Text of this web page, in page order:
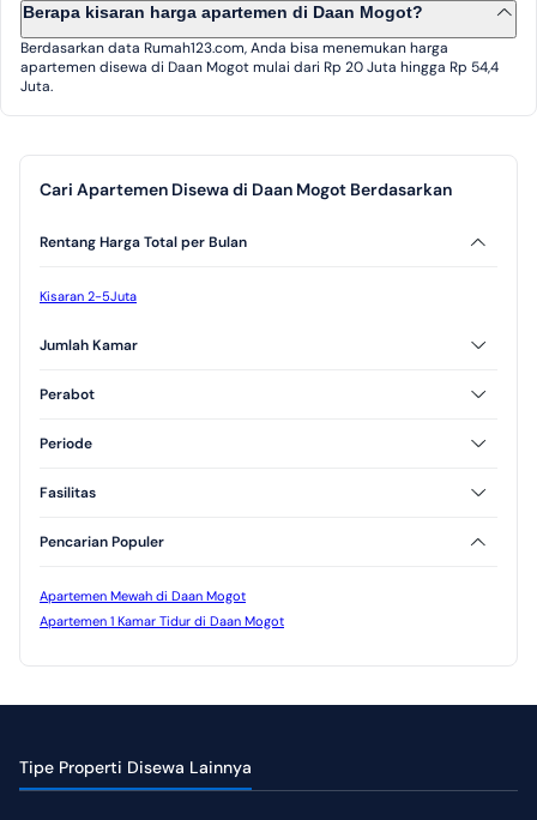
Berapa kisaran harga apartemen di Daan Mogot?
Berdasarkan data Rumah123.com, Anda bisa menemukan harga
apartemen disewa di Daan Mogot mulai dari Rp 20 Juta hingga Rp 54,4
Juta.
Cari Apartemen Disewa di Daan Mogot Berdasarkan
Rentang Harga Total per Bulan
Kisaran 2-5Juta
Jumlah Kamar
Perabot
Periode
Fasilitas
Pencarian Populer
Apartemen Mewah di Daan Mogot
Apartemen 1 Kamar Tidur di Daan Mogot
Tipe Properti Disewa Lainnya